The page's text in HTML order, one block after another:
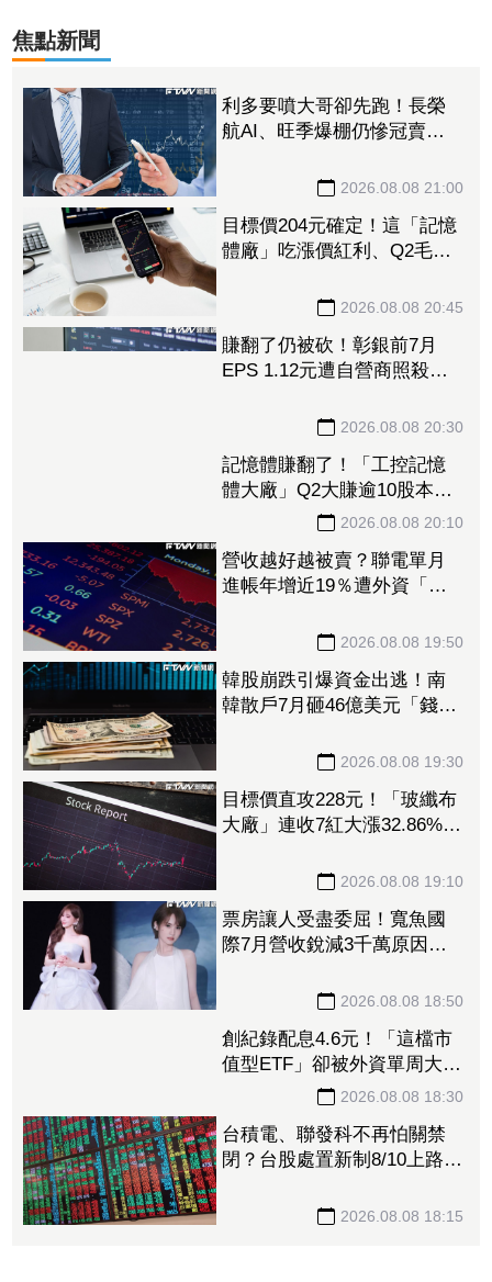
焦點新聞
利多要噴大哥卻先跑！長榮
航AI、旺季爆棚仍慘冠賣超
年增46%也不被買單
2026.08.08 21:00
目標價204元確定！這「記憶
體廠」吃漲價紅利、Q2毛利
2026.08.08 20:45
賺翻了仍被砍！彰銀前7月
EPS 1.12元遭自營商照殺
體」營收創高也遭倒2026.08.08 20:30
記憶體賺翻了！「工控記憶
體大廠」Q2大賺逾10股本、
H1EPS達166.45元 7月營收
2026.08.08 20:10
營收越好越被賣？聯電單月
到見骨」 台塑4寶「這檔」
韓股崩跌引爆資金出逃！南
目標價直攻228元！「玻纖布
投信單周撒16.7億元、掃入近
2026.08.08 19:10
票房讓人受盡委屈！寬魚國
「王心凌票房＞楊丞琳」
2026.08.08 18:50
創紀錄配息4.6元！「這檔市
值型ETF」卻被外資單周大砍
被抽回2億元
2026.08.08 18:30
閉？台股處置新制8/10上路！